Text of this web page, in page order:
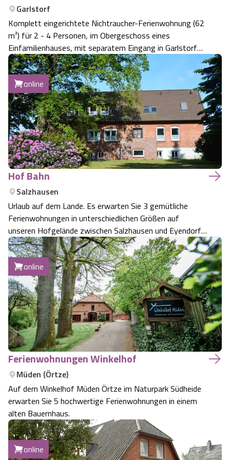
Garlstorf
Komplett eingerichtete Nichtraucher-Ferienwohnung (62
m²) für 2 - 4 Personen, im Obergeschoss eines
Einfamilienhauses, mit separatem Eingang in Garlstorf
am Walde. Optimale Lage für Ihre Ausflüge in den
Wildpark Lüneburger Heide, Salzhausen, Luhmühlen sowie
in die Heideflächen der Lüneburger Heide…
online
Hof Bahn
Salzhausen
Urlaub auf dem Lande. Es erwarten Sie 3 gemütliche
Ferienwohnungen in unterschiedlichen Größen auf
unseren Hofgelände zwischen Salzhausen und Eyendorf
in der Lüneburger Heide. Spielgeräte für Kinder, Spiel- und
Liegewiese. Nur 3 km vom Reiterdorf Luhmühlen
entfernt. Wir haben einige Hühner.
online
Ferienwohnungen Winkelhof
Müden (Örtze)
Auf dem Winkelhof Müden Örtze im Naturpark Südheide
erwarten Sie 5 hochwertige Ferienwohnungen in einem
alten Bauernhaus.
online